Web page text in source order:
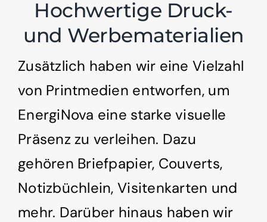
Hochwertige Druck-
und Werbematerialien
Zusätzlich haben wir eine Vielzahl
von Printmedien entworfen, um
EnergiNova eine starke visuelle
Präsenz zu verleihen. Dazu
gehören Briefpapier, Couverts,
Notizbüchlein, Visitenkarten und
mehr. Darüber hinaus haben wir